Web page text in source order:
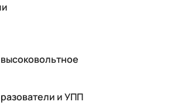
и УПП